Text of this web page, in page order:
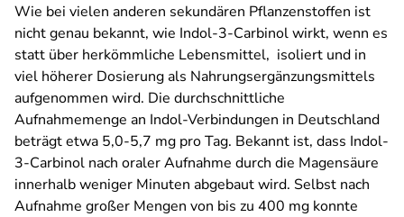
Wie bei vielen anderen sekundären Pflanzenstoffen ist
nicht genau bekannt, wie Indol-3-Carbinol wirkt, wenn es
statt über herkömmliche Lebensmittel, isoliert und in
viel höherer Dosierung als Nahrungsergänzungsmittels
aufgenommen wird. Die durchschnittliche
Aufnahmemenge an Indol-Verbindungen in Deutschland
beträgt etwa 5,0-5,7 mg pro Tag. Bekannt ist, dass Indol-
3-Carbinol nach oraler Aufnahme durch die Magensäure
innerhalb weniger Minuten abgebaut wird. Selbst nach
Aufnahme großer Mengen von bis zu 400 mg konnte